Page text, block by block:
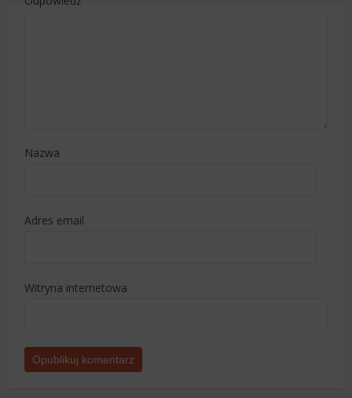
Nazwa
Adres email
Witryna internetowa